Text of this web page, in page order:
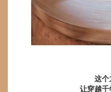
这个
让穿越